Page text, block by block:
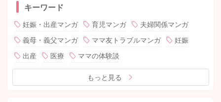
キーワード
妊娠・出産マンガ 育児マンガ
夫婦関係マンガ
義母・義父マンガ
ママ友トラブルマンガ
妊娠
出産
医療 ママの体験談
もっと見る